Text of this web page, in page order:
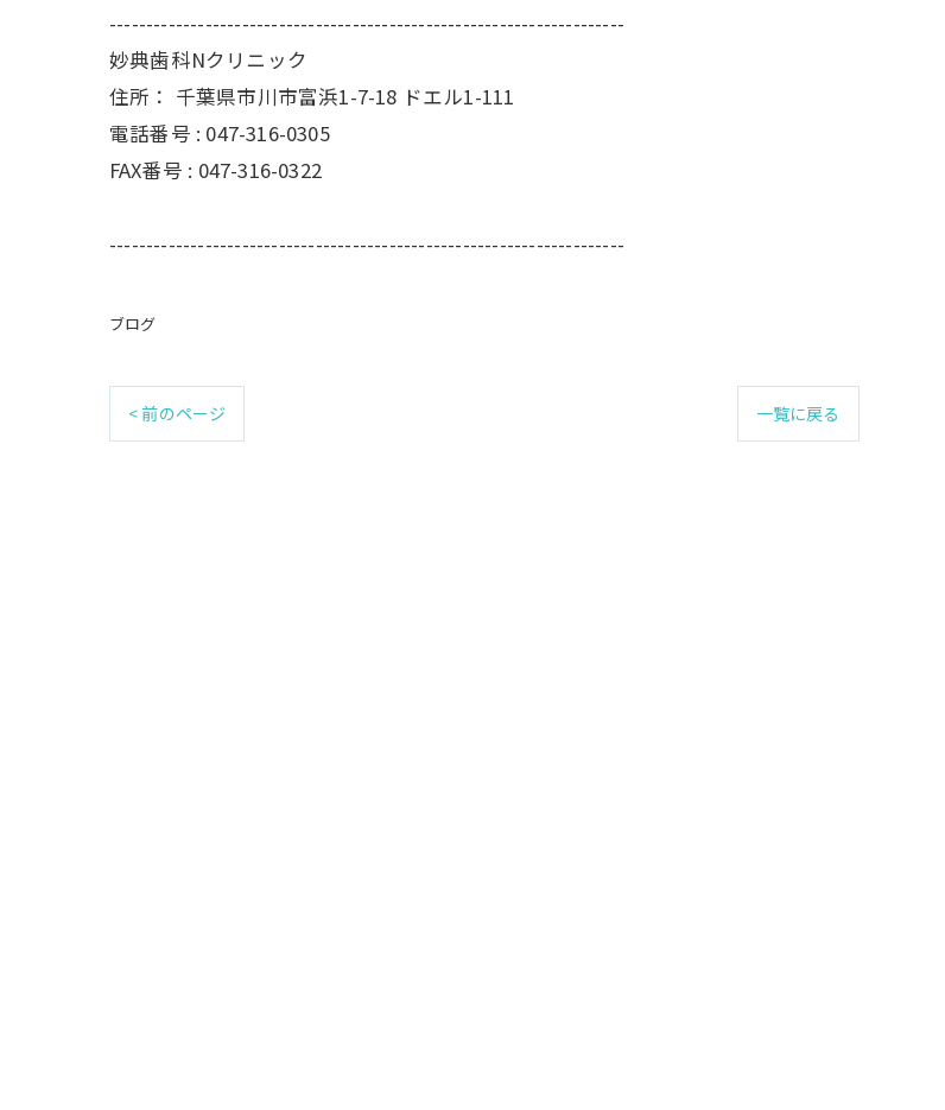
----------------------------------------------------------------------
妙典歯科Nクリニック
住所： 千葉県市川市富浜1-7-18 ドエル1-111
電話番号 : 047-316-0305
FAX番号 : 047-316-0322
----------------------------------------------------------------------
ブログ
< 前のページ 一覧に戻る